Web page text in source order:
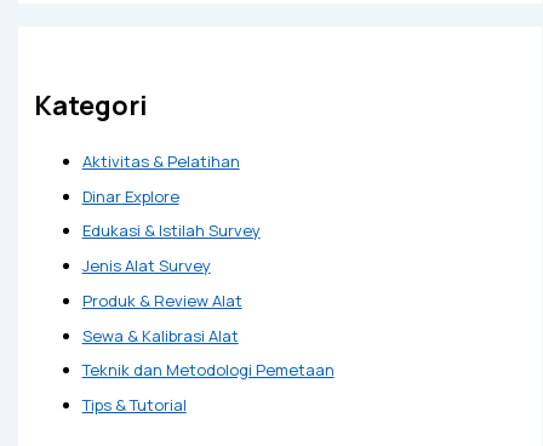
Kategori
Aktivitas & Pelatihan
Dinar Explore
Edukasi & Istilah Survey
Jenis Alat Survey
Produk & Review Alat
Sewa & Kalibrasi Alat
Teknik dan Metodologi Pemetaan
Tips & Tutorial